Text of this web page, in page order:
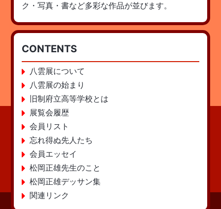
ク・写真・書など多彩な作品が並びます。
CONTENTS
八雲展について
八雲展の始まり
旧制府立高等学校とは
展覧会履歴
会員リスト
忘れ得ぬ先人たち
会員エッセイ
松岡正雄先生のこと
松岡正雄デッサン集
関連リンク